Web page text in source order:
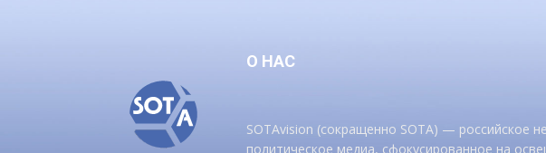
О НАС
SOTAvision (сокращенно SOTA) — российское
политическое медиа, сфокусированное на